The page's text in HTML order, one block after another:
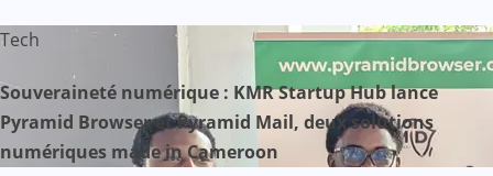
Tech
Souveraineté numérique : KMR Startup Hub lance
Pyramid Browser et Pyramid Mail, deux solutions
numériques made in Cameroon